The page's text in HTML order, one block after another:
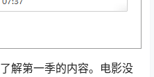
解第一季的内容。电影没